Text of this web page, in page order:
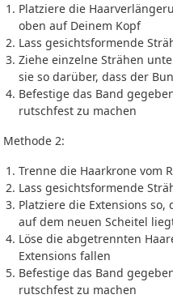
Platziere die
oben auf Deinem Kopf
Lass gesichtsformende
Ziehe einzelne Strähen
sie so darüber, dass der
Befestige das Band
rutschfest zu machen
Methode 2:
Trenne die Haarkrone vom
Lass gesichtsformende
Platziere die Extensions
auf dem neuen Scheitel
Löse die abgetrennten
Extensions fallen
Befestige das Band
rutschfest zu machen